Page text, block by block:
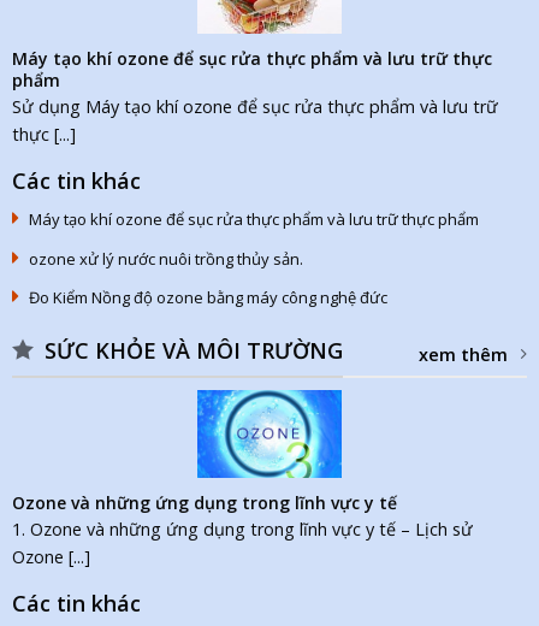
Máy tạo khí ozone để sục rửa thực phẩm và lưu trữ thực
phẩm
Sử dụng Máy tạo khí ozone để sục rửa thực phẩm và lưu trữ
thực [...]
Các tin khác
Máy tạo khí ozone để sục rửa thực phẩm và lưu trữ thực phẩm
ozone xử lý nước nuôi trồng thủy sản.
Đo Kiểm Nồng độ ozone bằng máy công nghệ đức
SỨC KHỎE VÀ MÔI TRƯỜNG xem thêm
Ozone và những ứng dụng trong lĩnh vực y tế
1. Ozone và những ứng dụng trong lĩnh vực y tế – Lịch sử
Ozone [...]
Các tin khác